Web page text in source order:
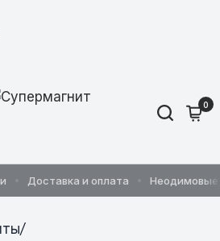
0
Доставка и оплата
/